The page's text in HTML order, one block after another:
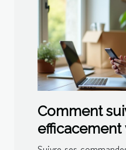
Comment
efficacement
commandes